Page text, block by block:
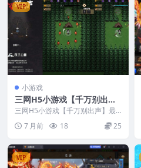
VIP
小游戏
三网H5小游戏【千万别出
声】最新整理Linux手工服务
端+安卓
三网H5小游戏【千万别出声】最
7 月前 18 25
VIP